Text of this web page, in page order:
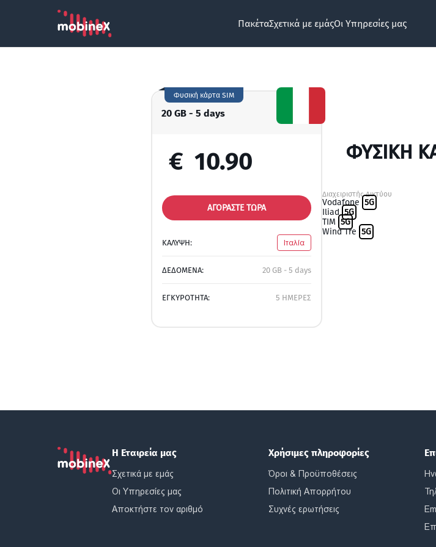
ΠακέταΣχετικά με εμάςΟι Υπηρεσίες μας
20 GB - 5 days
Φυσική κάρτα SIM
€ 10.90
ΑΓΟΡΑΣΤΕ ΤΩΡΑ
ΚΑΛΥΨΗ: Ιταλία
ΔΕΔΟΜΕΝΑ: 20 GB - 5 days
ΕΓΚΥΡΟΤΗΤΑ: 5 ΗΜΕΡΕΣ
ΦΥΣΙΚΉ
Διαχειριστής Δικτύου
Vodafone 5G
Iliad 5G
TIM 5G
Wind Tre 5G
Η Εταιρεία μας
Σχετικά με εμάς
Οι Υπηρεσίες μας
Αποκτήστε τον αριθμό
Χρήσιμες πληροφορίες
Όροι & Προϋποθέσεις
Πολιτική Απορρήτου
Συχνές ερωτήσεις